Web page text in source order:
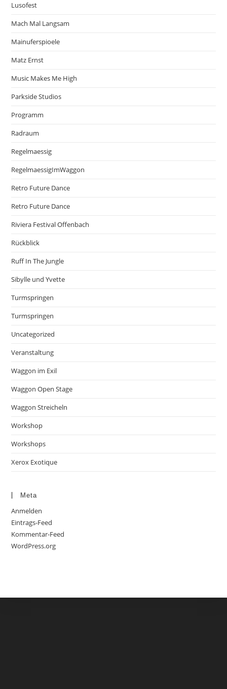
Lusofest
Mach Mal Langsam
Mainuferspioele
Matz Ernst
Music Makes Me High
Parkside Studios
Programm
Radraum
Regelmaessig
RegelmaessigImWaggon
Retro Future Dance
Retro Future Dance
Riviera Festival Offenbach
Rückblick
Ruff In The Jungle
Sibylle und Yvette
Turmspringen
Turmspringen
Uncategorized
Veranstaltung
Waggon im Exil
Waggon Open Stage
Waggon Streicheln
Workshop
Workshops
Xerox Exotique
Meta
Anmelden
Eintrags-Feed
Kommentar-Feed
WordPress.org